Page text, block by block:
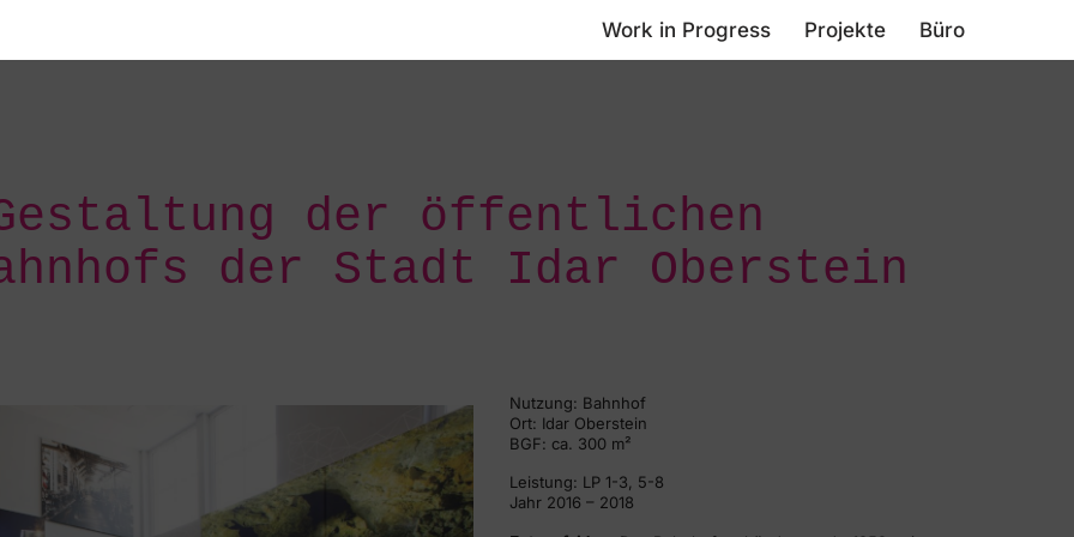
Work in Progress Projekte Büro
der öffentlichen
der Stadt Idar Oberstein
Nutzung: Bahnhof
Ort: Idar Oberstein
BGF: ca. 300 m²
Leistung: LP 1-3, 5-8
Jahr 2016 – 2018